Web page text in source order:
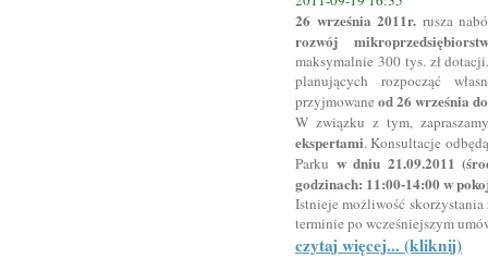
26 września 2011r. rusza
rozwój mikroprzedsiębiorstw
maksymalnie 300 tys. zł
planujących rozpocząć
przyjmowane od 26 września
W związku z tym,
ekspertami. Konsultacje
Parku w dniu 21.09.2011
godzinach: 11:00-14:00 w
Istnieje możliwość
terminie po wcześniejszym
czytaj więcej... (kliknij)